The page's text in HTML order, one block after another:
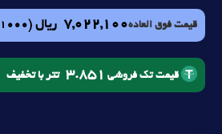
قیمت فوق العاده7,022,100 ریال (1000 به بالا)
قیمت تک فروشی 3.851 تتر با تخفیف